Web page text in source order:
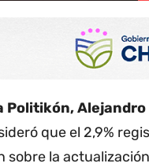
Alejandro
que el 2,9%
sobre la